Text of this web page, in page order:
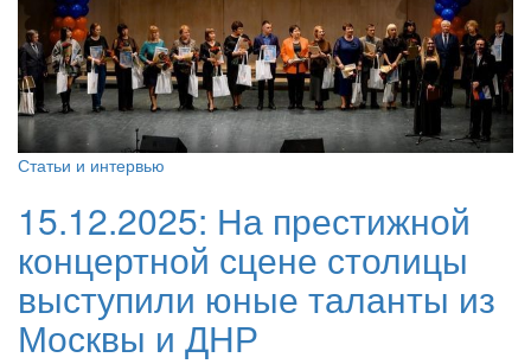
Статьи и интервью
15.12.2025: На престижной
концертной сцене столицы
выступили юные таланты из
Москвы и ДНР